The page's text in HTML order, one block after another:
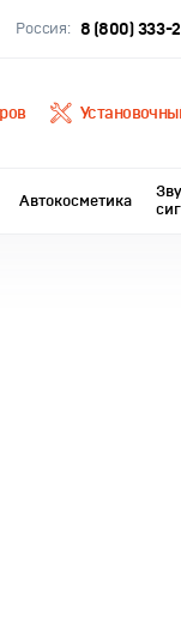
Россия: 8 (800) 333-
Автокосметика